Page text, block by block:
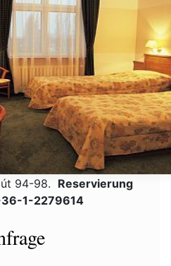
94-98. Reservierung
1-2279614